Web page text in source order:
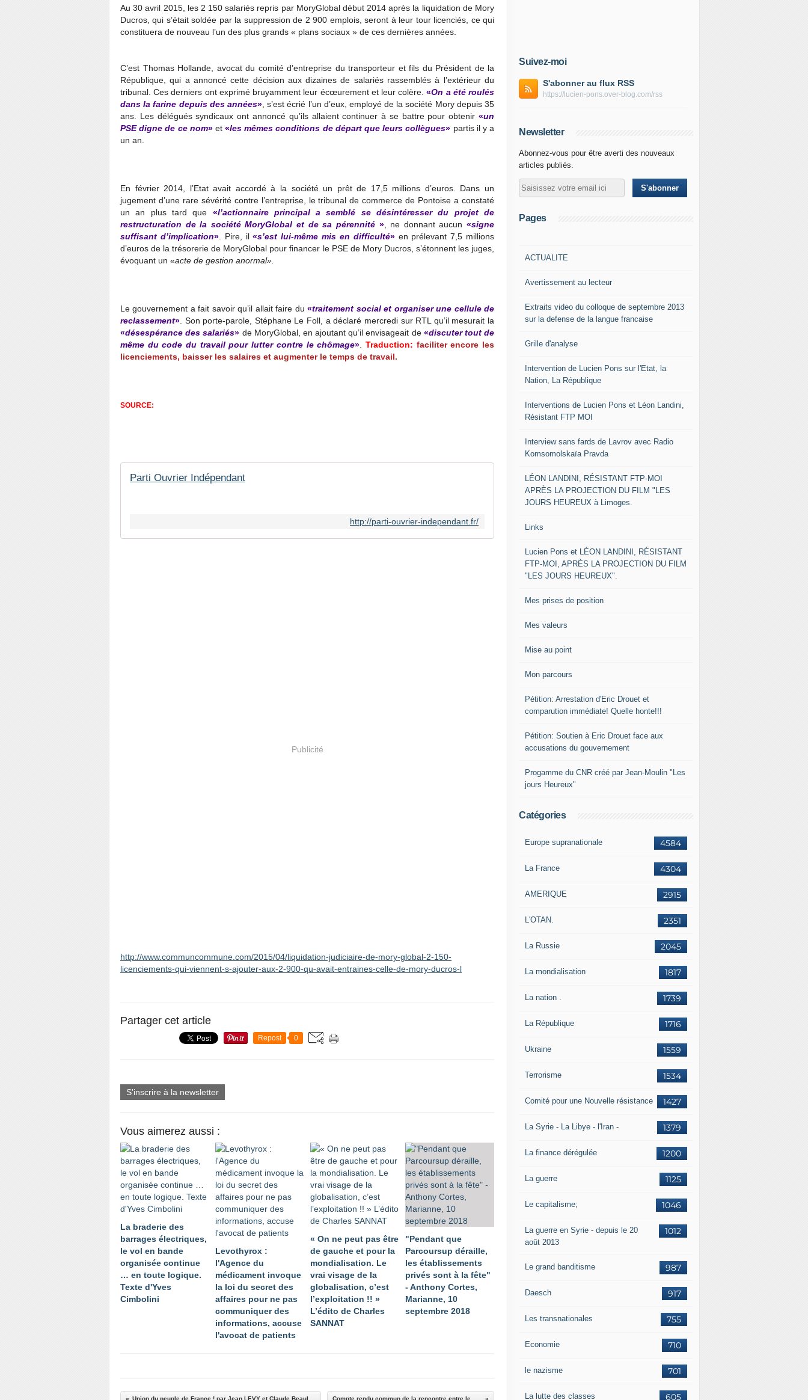
Au 30 avril 2015, les 2 150 salariés repris par MoryGlobal début 2014 après la liquidation de Mory
Ducros, qui s’était soldée par la suppression de 2 900 emplois, seront à leur tour licenciés, ce qui
constituera de nouveau l’un des plus grands « plans sociaux » de ces dernières années.
C’est Thomas Hollande, avocat du comité d’entreprise du transporteur et fils du Président de la
République, qui a annoncé cette décision aux dizaines de salariés rassemblés à l’extérieur du
tribunal. Ces derniers ont exprimé bruyamment leur écœurement et leur colère. «On a été roulés
dans la farine depuis des années», s’est écrié l’un d’eux, employé de la société Mory depuis 35
ans. Les délégués syndicaux ont annoncé qu’ils allaient continuer à se battre pour obtenir «un
PSE digne de ce nom»et«les mêmes conditions de départ que leurs collègues» partis il y a
un an.
En février 2014, l’Etat avait accordé à la société un prêt de 17,5 millions d’euros. Dans un
jugement d’une rare sévérité contre l’entreprise, le tribunal de commerce de Pontoise a constaté
un an plus tard que «l’actionnaire principal a semblé se désintéresser du projet de
restructuration de la société MoryGlobal et de sa pérennité», ne donnant aucun«signe
suffisant d’implication». Pire, il«s’est lui-même mis en difficulté»en prélevant 7,5 millions
d’euros de la trésorerie de MoryGlobal pour financer le PSE de Mory Ducros, s’étonnent les juges,
évoquant un «acte de gestion anormal».
Le gouvernement a fait savoir qu’il allait faire du«traitement social et organiser une cellule de
reclassement» . Son porte-parole, Stéphane Le Foll, a déclaré mercredi sur RTL qu’il mesurait la
«désespérance des salariés» de MoryGlobal, en ajoutant qu’il envisageait de «discuter tout de
même du code du travail pour lutter contre le chômage» Traduction: faciliter encore les
licenciements, baisser les salaires et augmenter le temps de travail.
SOURCE:
Parti Ouvrier Indépendant
http://parti-ouvrier-independant.fr/
Publicité
http://www.communcommune.com/2015/04/liquidation-judiciaire-de-mory-global-2-150-
licenciements-qui-viennent-s-ajouter-aux-2-900-qu-avait-entraines-celle-de-mory-ducros-l
Partager cet article
Repost 0
S'inscrire à la newsletter
Vous aimerez aussi :
La braderie des
barrages électriques,
le vol en bande
organisée continue
… en toute logique.
Texte d'Yves
Cimbolini
Levothyrox :
l'Agence du
médicament invoque
la loi du secret des
affaires pour ne pas
communiquer des
informations, accuse
l'avocat de patients
« On ne peut pas être
de gauche et pour la
mondialisation. Le
vrai visage de la
globalisation, c’est
l’exploitation !! »
L’édito de Charles
SANNAT
"Pendant que
Parcoursup déraille,
les établissements
privés sont à la fête"
- Anthony Cortes,
Marianne, 10
septembre 2018
Suivez-moi
S'abonner au flux RSS
https://lucien-pons.over-blog.com/rss
Newsletter
Abonnez-vous pour être averti des nouveaux
articles publiés.
Pages
ACTUALITE
Avertissement au lecteur
Extraits video du colloque de septembre 2013
sur la defense de la langue francaise
Grille d'analyse
Intervention de Lucien Pons sur l'Etat, la
Nation, La République
Interventions de Lucien Pons et Léon Landini,
Résistant FTP MOI
Interview sans fards de Lavrov avec Radio
Komsomolskaïa Pravda
LÉON LANDINI, RÉSISTANT FTP-MOI
APRÈS LA PROJECTION DU FILM "LES
JOURS HEUREUX à Limoges.
Links
Lucien Pons et LÉON LANDINI, RÉSISTANT
FTP-MOI, APRÈS LA PROJECTION DU FILM
"LES JOURS HEUREUX".
Mes prises de position
Mes valeurs
Mise au point
Mon parcours
Pétition: Arrestation d'Eric Drouet et
comparution immédiate! Quelle honte!!!
Pétition: Soutien à Eric Drouet face aux
accusations du gouvernement
Progamme du CNR créé par Jean-Moulin "Les
jours Heureux"
Catégories
4584
Europe supranationale
4304
La France
2915
AMERIQUE
2351
L'OTAN.
2045
La Russie
1817
La mondialisation
1739
La nation .
1716
La République
1559
Ukraine
1534
Terrorisme
1427
Comité pour une Nouvelle résistance
1379
La Syrie - La Libye - l'Iran -
1200
La finance dérégulée
1125
La guerre
1046
Le capitalisme;
1012
La guerre en Syrie - depuis le 20
août 2013
987
Le grand banditisme
917
Daesch
755
Les transnationales
710
Economie
701
le nazisme
605
La lutte des classes